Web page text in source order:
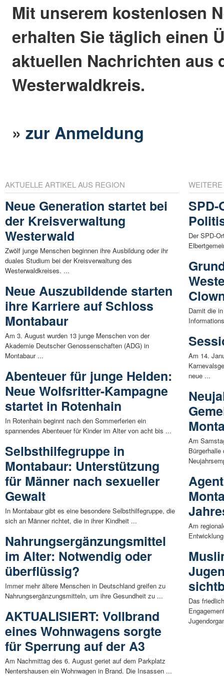
Mit unserem kostenlosen
erhalten Sie täglich einen
aktuellen Nachrichten aus
Westerwaldkreis.
»zur Anmeldung
AKTUELLE ARTIKEL AUS REGION
Neue Generation startet bei
der Kreisverwaltung
Westerwald
Zwölf junge Menschen beginnen ihre Ausbildung oder ihr
duales Studium bei der Kreisverwaltung des
Westerwaldkreises. ...
Neue Auszubildende starten
ihre Karriere auf Schloss
Montabaur
Am 3. August wurden 13 junge Menschen von der
Akademie Deutscher Genossenschaften (ADG) in
Montabaur ...
Abenteuer für junge Helden:
Neue Wolfsritter-Kampagne
startet in Rotenhain
In Rotenhain beginnt nach den Sommerferien ein
spannendes Abenteuer für Kinder im Alter von acht bis ...
Selbsthilfegruppe in
Montabaur: Unterstützung
für Männer nach sexueller
Gewalt
In Montabaur gibt es eine besondere Selbsthilfegruppe, die
sich an Männer richtet, die in ihrer Kindheit ...
Nahrungsergänzungsmittel
im Alter: Notwendig oder
überflüssig?
Immer mehr ältere Menschen in Deutschland greifen zu
Nahrungsergänzungsmitteln, um ihre Gesundheit zu ...
AKTUALISIERT: Vollbrand
eines Wohnwagens sorgte
für Sperrung auf der A3
Am Nachmittag des 6. August geriet auf dem Parkplatz
Nentershausen ein Wohnwagen in Brand. Die Insassen ...
Der SPD-
Damit die
Am 14.
neue ...
Am
Am
Das